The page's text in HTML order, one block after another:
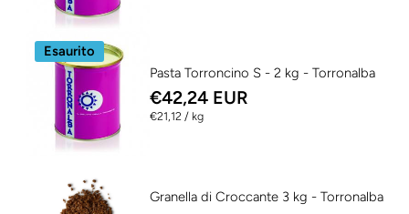
Esaurito
Pasta Torroncino S - 2 kg - Torronalba
€42,24 EUR
€21,12 / per
kg
Granella di Croccante 3 kg - Torronalba